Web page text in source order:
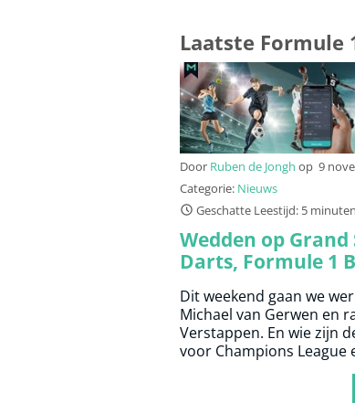
Laatste Formule
Door Ruben de Jongh op 9
Categorie: Nieuws
Geschatte Leestijd: 5 minuten
Wedden op Grand
Darts, Formule 1
Champions
League
Dit weekend gaan we
Michael van Gerwen en
Verstappen. En wie zijn
voor Champions League